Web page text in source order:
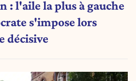
: l'aile la plus à gauche
s'impose lors
décisive